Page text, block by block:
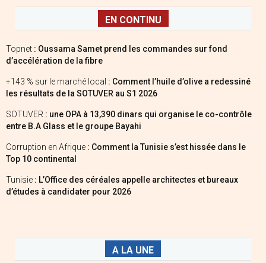
EN CONTINU
Topnet : Oussama Samet prend les commandes sur fond
d’accélération de la fibre
+143 % sur le marché local : Comment l’huile d’olive a redessiné
les résultats de la SOTUVER au S1 2026
SOTUVER : une OPA à 13,390 dinars qui organise le co-contrôle
entre B.A Glass et le groupe Bayahi
Corruption en Afrique : Comment la Tunisie s’est hissée dans le
Top 10 continental
Tunisie : L’Office des céréales appelle architectes et bureaux
d’études à candidater pour 2026
A LA UNE